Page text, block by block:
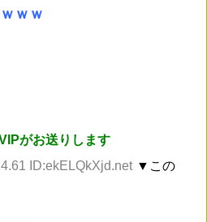
ｗｗ
がお送りします
ID:ekELQkXjd.net ▼この